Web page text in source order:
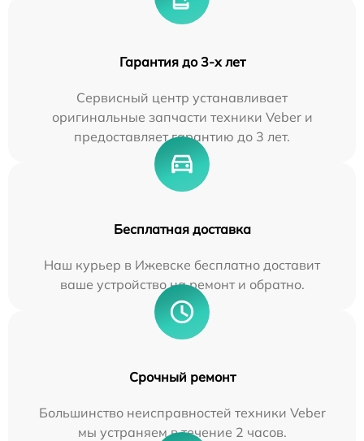
Гарантия до 3-х лет
Сервисный центр устанавливает
оригинальные запчасти техники Veber и
предоставляет гарантию до 3 лет.
Бесплатная доставка
Наш курьер в Ижевске бесплатно доставит
ваше устройство на ремонт и обратно.
Срочный ремонт
Большинство неисправностей техники Veber
мы устраняем в течение 2 часов.